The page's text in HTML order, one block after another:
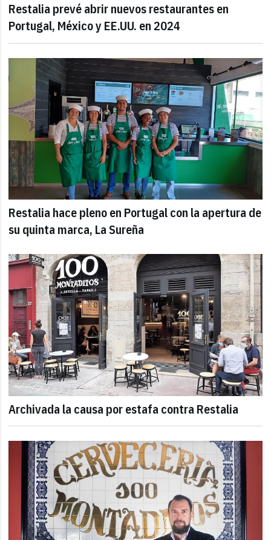
Restalia prevé abrir nuevos restaurantes en
Portugal, México y EE.UU. en 2024
Restalia hace pleno en Portugal con la apertura de
su quinta marca, La Sureña
Archivada la causa por estafa contra Restalia